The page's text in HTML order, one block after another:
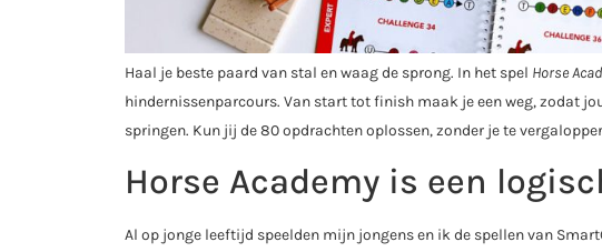
Haal je beste paard van stal en waag de sprong. In het spel Horse
hindernissenparcours. Van start tot finish maak je een weg, zodat
springen. Kun jij de 80 opdrachten oplossen, zonder je te
Horse Academy is een
Al op jonge leeftijd speelden mijn jongens en ik de spellen van